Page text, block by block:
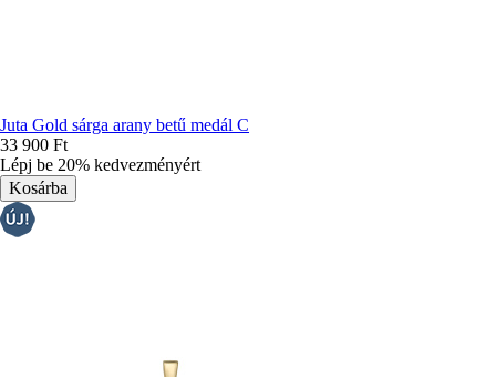
Juta Gold sárga arany betű medál C
33 900 Ft
Lépj be 20% kedvezményért